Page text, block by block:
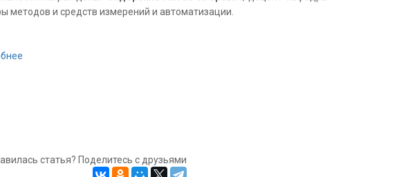
методов и средств измерений и автоматизации.
статья? Поделитесь с друзьями